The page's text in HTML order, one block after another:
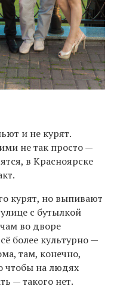
и не курят.
не так просто —
в Красноярске
курят, но выпивают
с бутылкой
во дворе
более культурно —
там, конечно,
чтобы на людях
— такого нет.